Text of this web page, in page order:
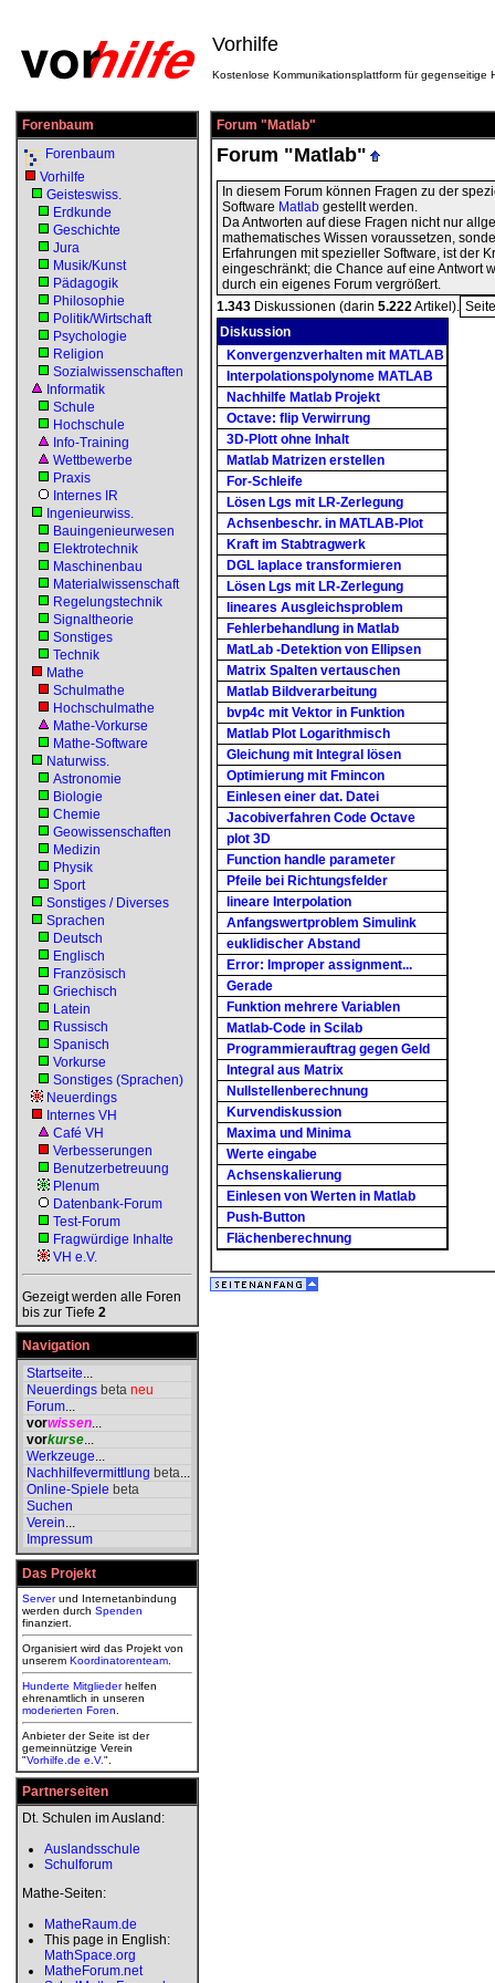
Vorhilfe
Kostenlose Kommunikationsplattform für gegenseitige
Forenbaum
Forenbaum
Vorhilfe
Geisteswiss.
Erdkunde
Geschichte
Jura
Musik/Kunst
Pädagogik
Philosophie
Politik/Wirtschaft
Psychologie
Religion
Sozialwissenschaften
Informatik
Schule
Hochschule
Info-Training
Wettbewerbe
Praxis
Internes IR
Ingenieurwiss.
Bauingenieurwesen
Elektrotechnik
Maschinenbau
Materialwissenschaft
Regelungstechnik
Signaltheorie
Sonstiges
Technik
Mathe
Schulmathe
Hochschulmathe
Mathe-Vorkurse
Mathe-Software
Naturwiss.
Astronomie
Biologie
Chemie
Geowissenschaften
Medizin
Physik
Sport
Sonstiges / Diverses
Sprachen
Deutsch
Englisch
Französisch
Griechisch
Latein
Russisch
Spanisch
Vorkurse
Sonstiges (Sprachen)
Neuerdings
Internes VH
Café VH
Verbesserungen
Benutzerbetreuung
Plenum
Datenbank-Forum
Test-Forum
Fragwürdige Inhalte
VH e.V.
Gezeigt werden alle Foren
bis zur Tiefe 2
Navigation
Startseite...
Neuerdings beta neu
Forum...
vorwissen...
vorkurse...
Werkzeuge...
Nachhilfevermittlung beta...
Online-Spiele beta
Suchen
Verein...
Impressum
Das Projekt
Serverund Internetanbindung
werden durch Spenden
finanziert.
Organisiert wird das Projekt von
unserem Koordinatorenteam
Hunderte Mitgliederhelfen
ehrenamtlich in unseren
moderierten Foren
Anbieter der Seite ist der
gemeinnützige Verein
"Vorhilfe.de e.V.".
Partnerseiten
Dt. Schulen im Ausland:
Auslandsschule
Schulforum
Mathe-Seiten:
MatheRaum.de
This page in English:
MathSpace.org
MatheForum.net
Forum "Matlab"
Forum "Matlab"
In diesem Forum können Fragen zu der
Software Matlab gestellt werden.
Da Antworten auf diese Fragen nicht nur
mathematisches Wissen voraussetzen,
Erfahrungen mit spezieller Software, ist der
eingeschränkt; die Chance auf eine Antwort
durch ein eigenes Forum vergrößert.
1.343 Diskussionen (darin 5.222Artikel).
Diskussion
Konvergenzverhalten mit MATLAB
Interpolationspolynome MATLAB
Nachhilfe Matlab Projekt
Octave: flip Verwirrung
3D-Plott ohne Inhalt
Matlab Matrizen erstellen
For-Schleife
Lösen Lgs mit LR-Zerlegung
Achsenbeschr. in MATLAB-Plot
Kraft im Stabtragwerk
DGL laplace transformieren
Lösen Lgs mit LR-Zerlegung
lineares Ausgleichsproblem
Fehlerbehandlung in Matlab
MatLab -Detektion von Ellipsen
Matrix Spalten vertauschen
Matlab Bildverarbeitung
bvp4c mit Vektor in Funktion
Matlab Plot Logarithmisch
Gleichung mit Integral lösen
Optimierung mit Fmincon
Einlesen einer dat. Datei
Jacobiverfahren Code Octave
plot 3D
Function handle parameter
Pfeile bei Richtungsfelder
lineare Interpolation
Anfangswertproblem Simulink
euklidischer Abstand
Error: Improper assignment...
Gerade
Funktion mehrere Variablen
Matlab-Code in Scilab
Programmierauftrag gegen Geld
Integral aus Matrix
Nullstellenberechnung
Kurvendiskussion
Maxima und Minima
Werte eingabe
Achsenskalierung
Einlesen von Werten in Matlab
Push-Button
Flächenberechnung